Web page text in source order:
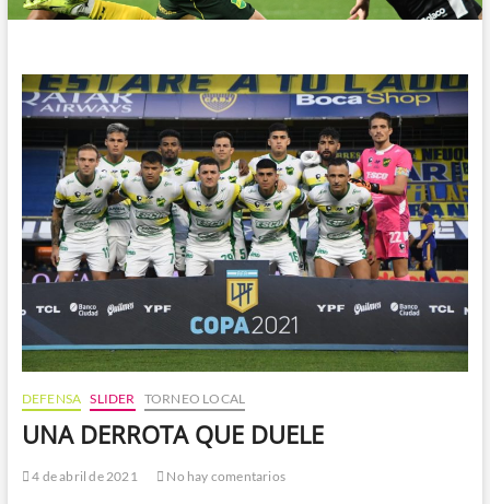
DEFENSA SLIDER TORNEO LOCAL
UNA DERROTA QUE DUELE
4 de abril de 2021 No hay comentarios